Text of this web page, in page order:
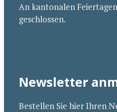
An kantonalen
geschlossen.
Newsletter
Bestellen Sie hier Ihren